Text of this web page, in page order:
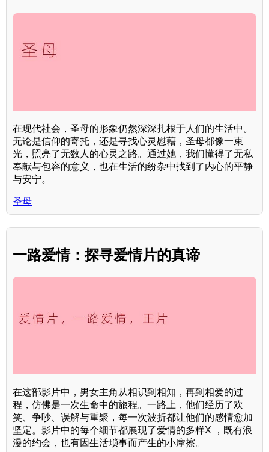
在现代社会，圣母的形象仍然深深扎根于人们的生活中。
无论是信仰的寄托，还是寻找心灵慰藉，圣母都像一束
光，照亮了无数人的心灵之路。通过她，我们懂得了无私
奉献与包容的意义，也在生活的纷杂中找到了内心的平静
与安宁。
圣母
一路爱情：探寻爱情片的真谛
在这部影片中，男女主角从相识到相知，再到相爱的过
程，仿佛是一次生命中的旅程。一路上，他们经历了欢
笑、争吵、误解与重聚，每一次波折都让他们的感情愈加
坚定。影片中的每个细节都展现了爱情的多样X ，既有浪
漫的约会，也有因生活琐事而产生的小摩擦。